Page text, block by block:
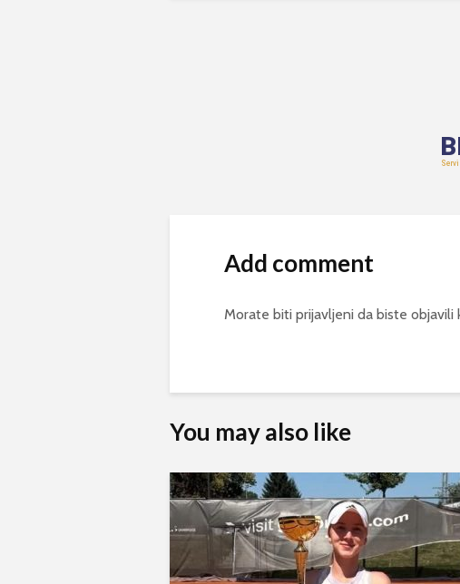
Add comment
Morate biti prijavljeni da biste objavili
You may also like